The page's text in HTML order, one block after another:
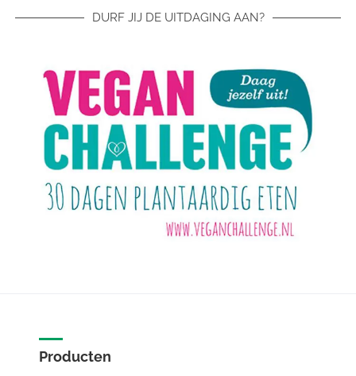
DURF JIJ DE UITDAGING AAN?
Producten